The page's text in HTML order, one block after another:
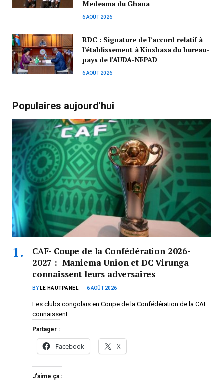
Medeama du Ghana
6 AOÛT 2026
RDC : Signature de l’accord relatif à
l’établissement à Kinshasa du bureau-
pays de l’AUDA-NEPAD
6 AOÛT 2026
Populaires aujourd'hui
CAF- Coupe de la Confédération 2026-
2027 : Maniema Union et DC Virunga
connaissent leurs adversaires
BY LE HAUTPANEL 6 AOÛT 2026
Les clubs congolais en Coupe de la Confédération de la CAF
connaissent…
Partager :
Facebook X
J’aime ça :